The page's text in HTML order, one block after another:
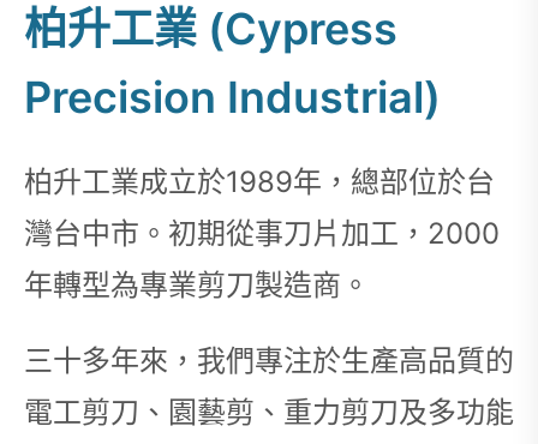
柏升工業 (Cypress
Precision Industrial)
柏升工業成立於1989年，總部位於台
灣台中市。初期從事刀片加工，2000
年轉型為專業剪刀製造商。
三十多年來，我們專注於生產高品質的
電工剪刀、園藝剪、重力剪刀及多功能